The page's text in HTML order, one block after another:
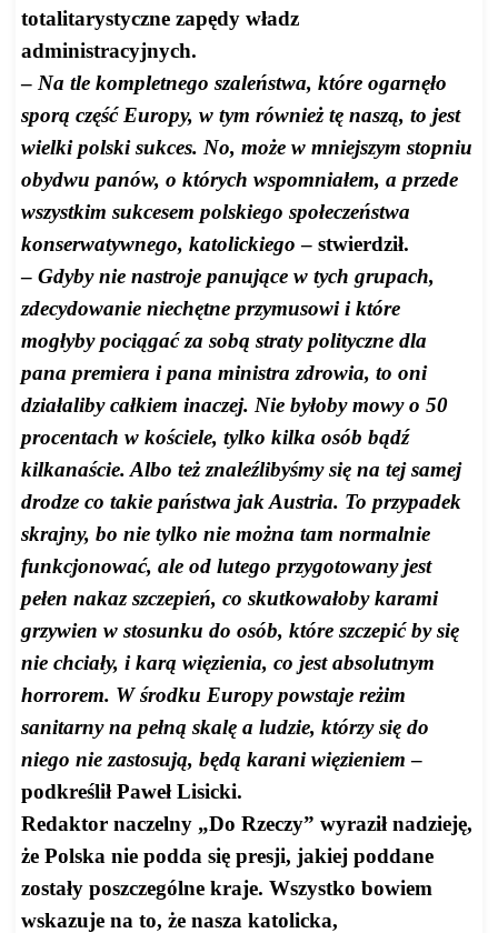
totalitarystyczne zapędy władz
administracyjnych.
– Na tle kompletnego szaleństwa, które ogarnęło
sporą część Europy, w tym również tę naszą, to jest
wielki polski sukces. No, może w mniejszym stopniu
obydwu panów, o których wspomniałem, a przede
wszystkim sukcesem polskiego społeczeństwa
konserwatywnego, katolickiego – stwierdził.
– Gdyby nie nastroje panujące w tych grupach,
zdecydowanie niechętne przymusowi i które
mogłyby pociągać za sobą straty polityczne dla
pana premiera i pana ministra zdrowia, to oni
działaliby całkiem inaczej. Nie byłoby mowy o 50
procentach w kościele, tylko kilka osób bądź
kilkanaście. Albo też znaleźlibyśmy się na tej samej
drodze co takie państwa jak Austria. To przypadek
skrajny, bo nie tylko nie można tam normalnie
funkcjonować, ale od lutego przygotowany jest
pełen nakaz szczepień, co skutkowałoby karami
grzywien w stosunku do osób, które szczepić by się
nie chciały, i karą więzienia, co jest absolutnym
horrorem. W środku Europy powstaje reżim
sanitarny na pełną skalę a ludzie, którzy się do
niego nie zastosują, będą karani więzieniem –
podkreślił Paweł Lisicki.
Redaktor naczelny „Do Rzeczy” wyraził nadzieję,
że Polska nie podda się presji, jakiej poddane
zostały poszczególne kraje. Wszystko bowiem
wskazuje na to, że nasza katolicka,